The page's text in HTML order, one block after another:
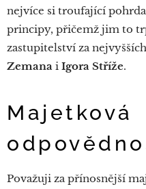
nejvíce si troufající
principy, přičemž jim to
zastupitelství za
Zemana i Igora Stříže.
Majetková
Považuji za přínosnější